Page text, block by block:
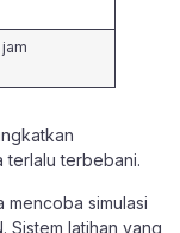
terlalu terbebani.
mencoba simulasi
. Sistem latihan yang